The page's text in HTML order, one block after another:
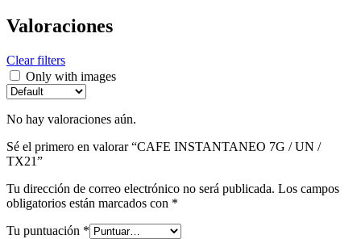
Valoraciones
Clear filters
Only with images
No hay valoraciones aún.
Sé el primero en valorar “CAFE INSTANTANEO 7G / UN /
TX21”
Tu dirección de correo electrónico no será publicada. Los campos
obligatorios están marcados con *
Tu puntuación *